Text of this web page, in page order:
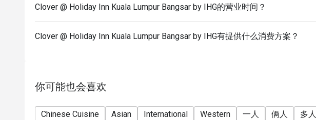
Morning breakfast 6:30am-10:30am
A la carte dining 12pm-10pm
Hi Tea weekend buffet (Mother's Day) 12pm-3pm
Clover @ Holiday Inn Kuala Lumpur Bangsar by IHG的营业时间？
Clover @ Holiday Inn Kuala Lumpur Bangsar by IHG有提供什么消费方案？
你可能也会喜欢
Chinese Cuisine Asian International Western 一人 俩人 多人